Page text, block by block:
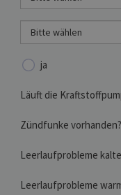
ja
Läuft die
Zündfunke vorhanden?
Leerlaufprobleme
Leerlaufprobleme